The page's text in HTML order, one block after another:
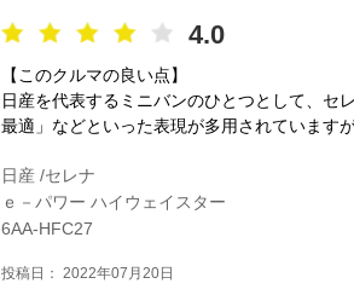
4.0
【このクルマの良い点】
日産を代表するミニバンのひとつとして、セ
最適」などといった表現が多用されています
日産 /セレナ
ｅ－パワー ハイウェイスター
6AA-HFC27
投稿日： 2022年07月20日